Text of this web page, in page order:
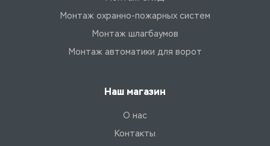
Монтаж охранно-пожарных систем
Монтаж шлагбаумов
Монтаж автоматики для ворот
Наш магазин
О нас
Контакты